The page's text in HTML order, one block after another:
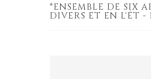
*ENSEMBLE DE SIX
DIVERS ET EN L'ÉT -